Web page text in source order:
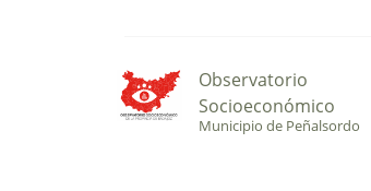
Observatorio
Socioeconómico
Municipio de Peñalsordo